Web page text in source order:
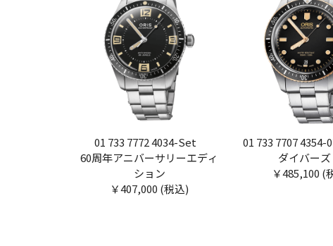
01 733 7772 4034-Set
60周年アニバーサリーエディ
ション
￥407,000 (税込)
01 733 7707 4354-
ダイバーズ
￥485,100 (